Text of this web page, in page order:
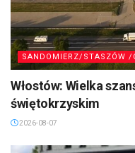
SANDOMIERZ/STASZÓW /
Włostów: Wielka
świętokrzyskim
2026-08-07